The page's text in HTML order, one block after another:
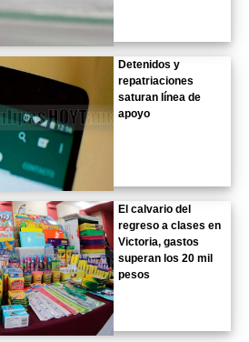
Detenidos y
repatriaciones
saturan línea de
apoyo
El calvario del
regreso a clases en
Victoria, gastos
superan los 20 mil
pesos